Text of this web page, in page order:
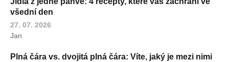
všední den
27. 07. 2026
Jan
Plná čára vs. dvojitá plná čára: Víte, jaký je mezi nimi